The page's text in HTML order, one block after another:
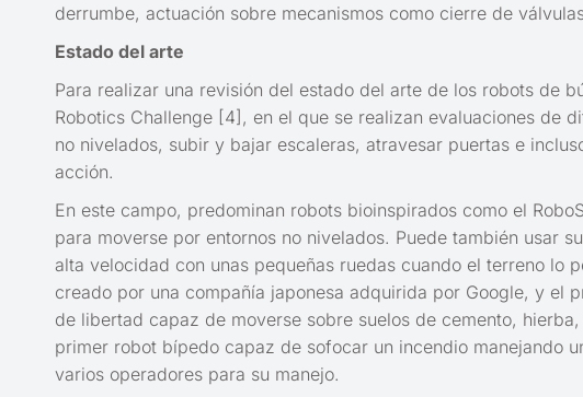
derrumbe, actuación sobre mecanismos como cierre de
Estado del arte
Para realizar una revisión del estado del arte de los robots de
Robotics Challenge [4], en el que se realizan evaluaciones de
no nivelados, subir y bajar escaleras, atravesar puertas e
acción.
En este campo, predominan robots bioinspirados como el
para moverse por entornos no nivelados. Puede también usar
alta velocidad con unas pequeñas ruedas cuando el terreno lo
creado por una compañía japonesa adquirida por Google, y el
de libertad capaz de moverse sobre suelos de cemento,
primer robot bípedo capaz de sofocar un incendio manejando
varios operadores para su manejo.